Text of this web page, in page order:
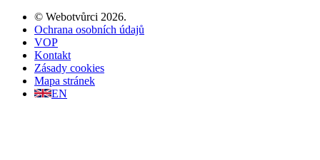
© Webotvůrci 2026.
Ochrana osobních údajů
VOP
Kontakt
Zásady cookies
Mapa stránek
EN